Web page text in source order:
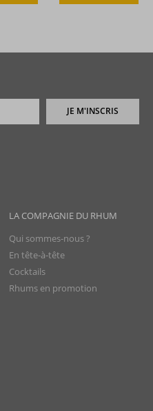
JE M'INSCRIS
LA COMPAGNIE DU RHUM
Qui sommes-nous ?
En tête-à-tête
Cocktails
Rhums en promotion